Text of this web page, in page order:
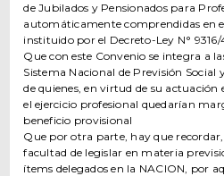
de Jubilados y Pensionados para
automáticamente comprendidas en
instituido por el Decreto-Ley N° 9316/
Que con este Convenio se integra a
Sistema Nacional de Previsión Social
de quienes, en virtud de su actuación
el ejercicio profesional quedarían
beneficio provisional
Que por otra parte, hay que
facultad de legislar en materia
ítems delegados en la NACION, por